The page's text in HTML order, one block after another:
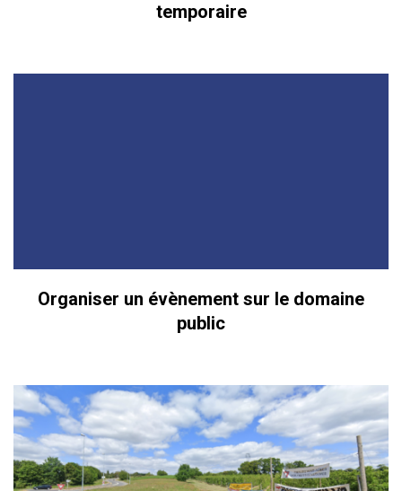
temporaire
Organiser un évènement sur le domaine
public